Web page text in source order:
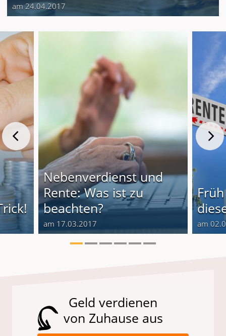
am 24.04.2017
Nebenverdienst und
Rente: Was ist zu
beachten?
am 17.03.2017 am
Geld verdienen
von Zuhause aus